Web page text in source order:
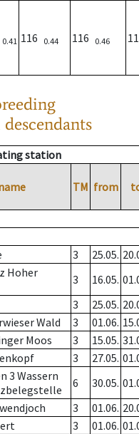
0.41 116 0.44 116 0.46
station
TM from
3 25.05.
Hoher
3 16.05.
3 25.05.
Wald 3 01.06.
Moos 3 15.05.
3 27.05.
3 Wassern
6 30.05.
3 01.06.
3 01.06.